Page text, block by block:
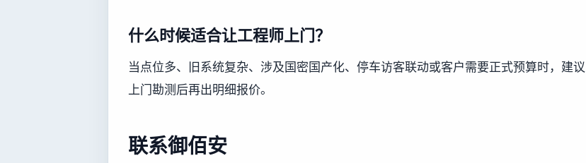
什么时候适合让工程师上门？
当点位多、旧系统复杂、涉及国密国产化、停车访客联动或客户需要正式预算时，建议
上门勘测后再出明细报价。
联系御佰安